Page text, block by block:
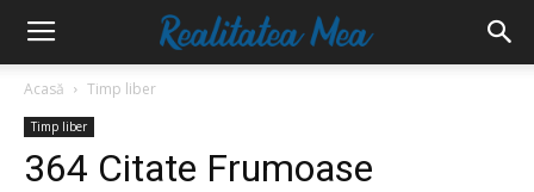
Acasă Timp liber
Timp liber
364 Citate Frumoase